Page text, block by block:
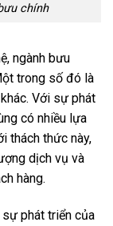
chính
ngành bưu
trong số đó là
Với sự phát
có nhiều lựa
thách thức này,
dịch vụ và
hàng.
phát triển của